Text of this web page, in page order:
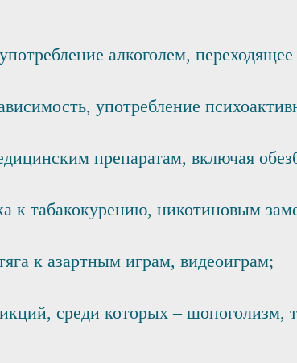
алкоголем,
употребление
препаратам, включая
к табакокурению, никотиновым
к азартным играм, видеоиграм;
среди которых – шопоголизм,